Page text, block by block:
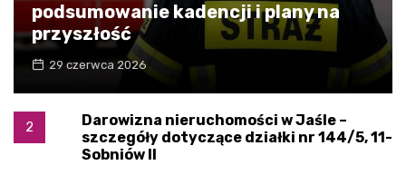
podsumowanie kadencji i plany na
przyszłość
29 czerwca 2026
2
Darowizna nieruchomości w Jaśle –
szczegóły dotyczące działki nr 144/5, 11-
Sobniów II